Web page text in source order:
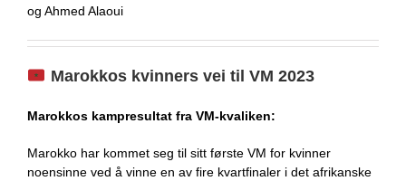
og Ahmed Alaoui
Marokkos kvinners vei til VM 2023
Marokkos kampresultat fra VM-kvaliken:
Marokko har kommet seg til sitt første VM for kvinner
noensinne ved å vinne en av fire kvartfinaler i det afrikanske